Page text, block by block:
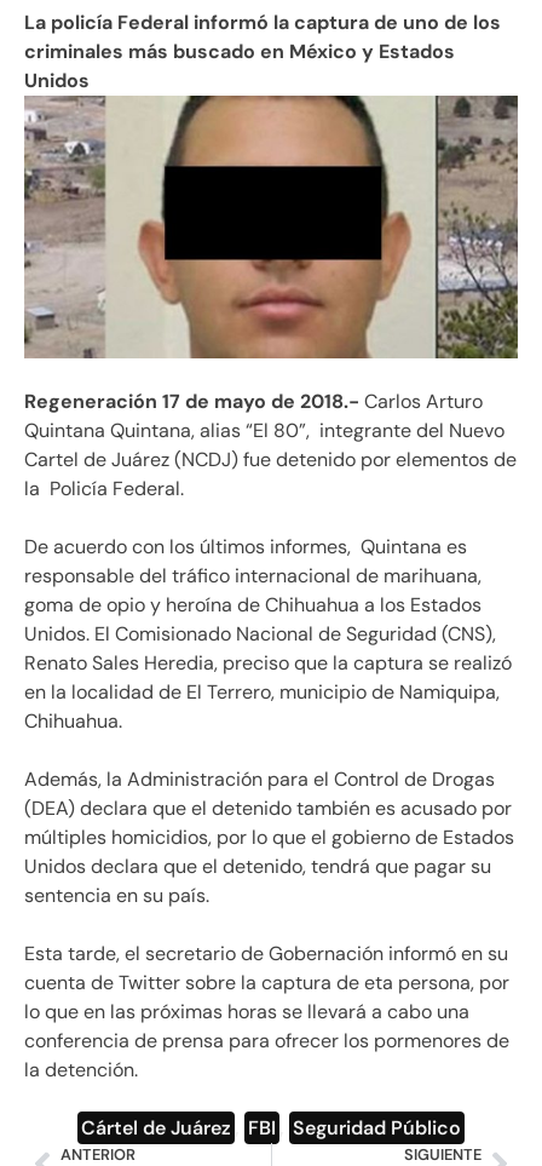
La policía Federal informó la captura de uno de los
criminales más buscado en México y Estados
Unidos
Regeneración 17 de mayo de 2018.- Carlos Arturo
Quintana Quintana, alias “El 80”, integrante del Nuevo
Cartel de Juárez (NCDJ) fue detenido por elementos de
la Policía Federal.
De acuerdo con los últimos informes, Quintana es
responsable del tráfico internacional de marihuana,
goma de opio y heroína de Chihuahua a los Estados
Unidos. El Comisionado Nacional de Seguridad (CNS),
Renato Sales Heredia, preciso que la captura se realizó
en la localidad de El Terrero, municipio de Namiquipa,
Chihuahua.
Además, la Administración para el Control de Drogas​
(DEA) declara que el detenido también es acusado por
múltiples homicidios, por lo que el gobierno de Estados
Unidos declara que el detenido, tendrá que pagar su
sentencia en su país.
Esta tarde, el secretario de Gobernación informó en su
cuenta de Twitter sobre la captura de eta persona, por
lo que en las próximas horas se llevará a cabo una
conferencia de prensa para ofrecer los pormenores de
la detención.
Cártel de Juárez FBI Seguridad Público
ANTERIOR SIGUIENTE